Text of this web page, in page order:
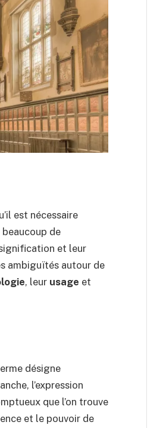
est nécessaire
de
signification et leur
ambiguïtés autour de
, leur usage et
désigne
l’expression
que l’on trouve
et le pouvoir de